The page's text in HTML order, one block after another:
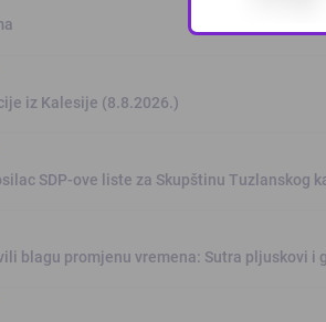
iz Kalesije (8.8.2026.)
SDP-ove liste za Skupštinu Tuzlanskog
blagu promjenu vremena: Sutra pljuskovi i